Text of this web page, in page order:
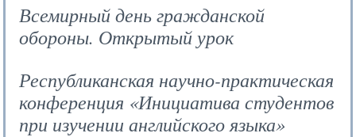
Всемирный день гражданской
обороны. Открытый урок
Республиканская научно-практическая
конференция «Инициатива студентов
при изучении английского языка»